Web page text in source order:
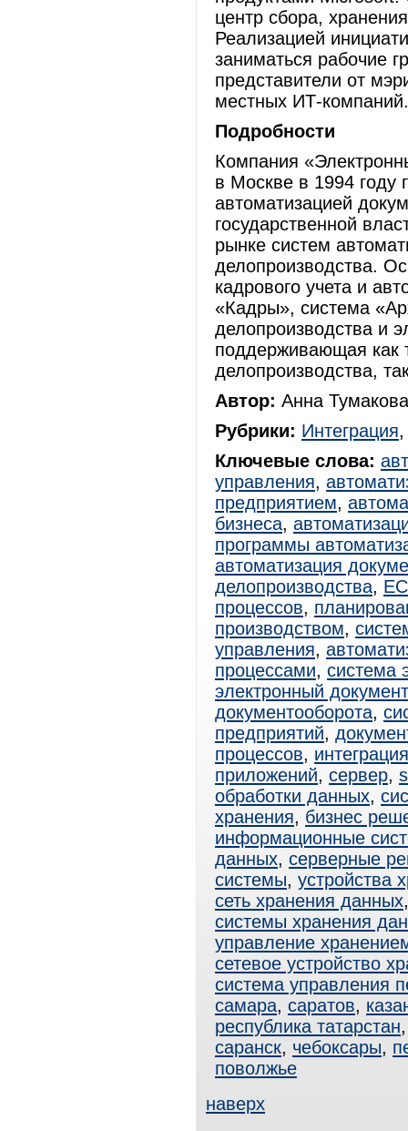
центр сбора,
Реализацией
заниматься рабочие
представители от
местных ИТ-компаний.
Подробности
Компания
в Москве в 1994 году
автоматизацией
государственной
рынке систем
делопроизводства.
кадрового учета и
«Кадры», система
делопроизводства и
поддерживающая как
делопроизводства,
Автор: Анна
Рубрики: Интеграция
Ключевые слова:
управления,
предприятием,
бизнеса,
программы
автоматизация
делопроизводства,
процессов,
производством,
управления,
процессами, система
электронный
документооборота,
предприятий,
процессов, интеграция
приложений, сервер,
обработки данных,
хранения, бизнес
информационные
данных, серверные
системы, устройства
сеть хранения данных
системы хранения
управление
сетевое устройство
система управления
самара, саратов,
республика татарстан
саранск, чебоксары,
поволжье
наверх